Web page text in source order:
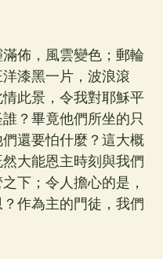
佈，風雲變色；郵輪
漆黑一片，波浪滾
此景，令我對耶穌平
？畢竟他們所坐的只
還要怕什麼？這大概
大能恩主時刻與我們
下；令人擔心的是，
作為主的門徒，我們